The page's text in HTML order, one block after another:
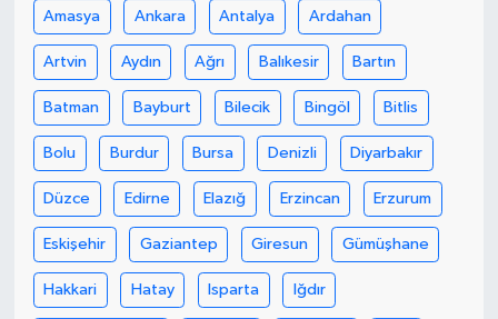
Amasya Ankara Antalya Ardahan
Artvin Aydın Ağrı Balıkesir Bartın
Batman Bayburt Bilecik Bingöl Bitlis
Bolu Burdur Bursa Denizli Diyarbakır
Düzce Edirne Elazığ Erzincan Erzurum
Eskişehir Gaziantep Giresun Gümüşhane
Hakkari Hatay Isparta Iğdır